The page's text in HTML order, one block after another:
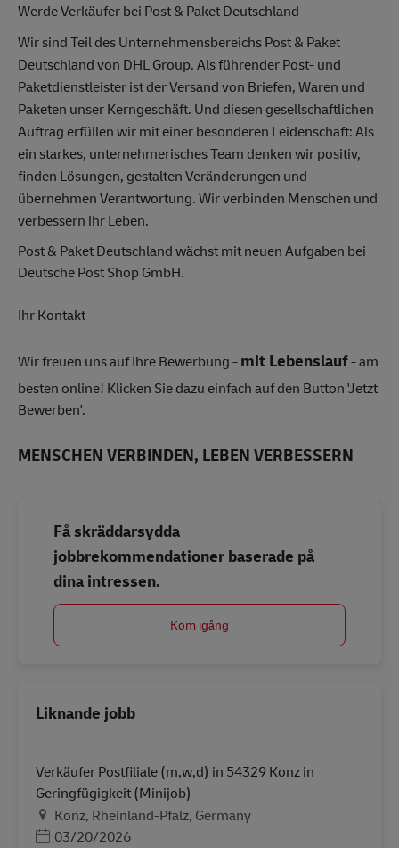
Werde Verkäufer bei Post & Paket Deutschland
Wir sind Teil des Unternehmensbereichs Post & Paket
Deutschland von DHL Group. Als führender Post- und
Paketdienstleister ist der Versand von Briefen, Waren und
Paketen unser Kerngeschäft. Und diesen gesellschaftlichen
Auftrag erfüllen wir mit einer besonderen Leidenschaft: Als
ein starkes, unternehmerisches Team denken wir positiv,
finden Lösungen, gestalten Veränderungen und
übernehmen Verantwortung. Wir verbinden Menschen und
verbessern ihr Leben.
Post & Paket Deutschland wächst mit neuen Aufgaben bei
Deutsche Post Shop GmbH.
Ihr Kontakt
Wir freuen uns auf Ihre Bewerbung -mit Lebenslauf- am
besten online! Klicken Sie dazu einfach auf den Button 'Jetzt
Bewerben'.
MENSCHEN VERBINDEN, LEBEN VERBESSERN
Få skräddarsydda
jobbrekommendationer baserade på
dina intressen.
Kom igång
Liknande jobb
Verkäufer Postfiliale (m,w,d) in 54329 Konz in
Geringfügigkeit (Minijob)
PlatsKonz, Rheinland-Pfalz, Germany
Posted Date
03/20/2026